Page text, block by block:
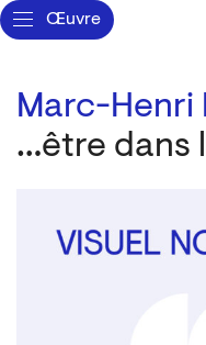
Œuvre
Marc-Henri
…être dans